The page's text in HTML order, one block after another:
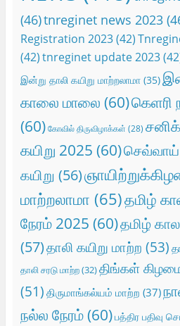
(46)tnreginet news 2023
Registration 2023(42)
(42)tnreginet update 2023
இன்று தாலி கயிறு மாற்றலாமா(35)
காலை மாலை (60)கெளரி
(60) கோவில் திருவிழாக்கள் (28)
கயிறு 2025 (60)செவ்வாய்
கயிறு (56)
மாற்றலாமா (65)தமிழ்
நேரம் 2025 (60)தமிழ்
(57)தாலி கயிறு மாற்ற (53)
தாலி சரடு மாற்ற(32)திங்கள்
(51) திருமாங்கல்யம் மாற்ற (37)
நல்ல நேரம்(60)பத்திர பதிவு